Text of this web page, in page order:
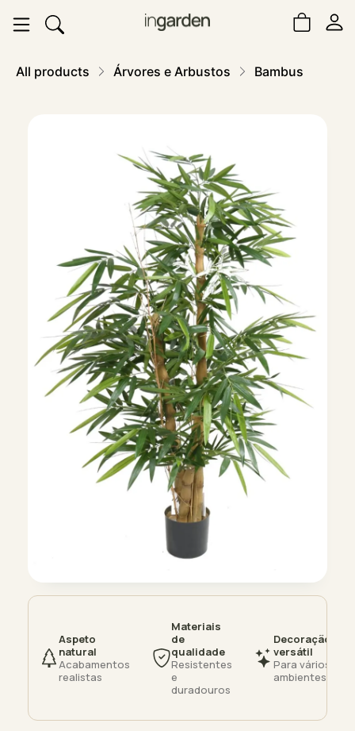
All products Árvores e Arbustos Bambus
Aspeto
natural
Acabamentos
realistas
Materiais
de
qualidade
Resistentes
e
duradouros
Decoração
versátil
Para vários
ambientes